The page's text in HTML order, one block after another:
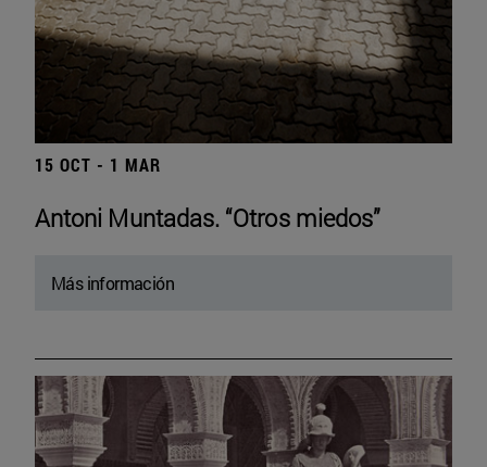
15 OCT - 1 MAR
Antoni Muntadas. “Otros miedos”
Más información